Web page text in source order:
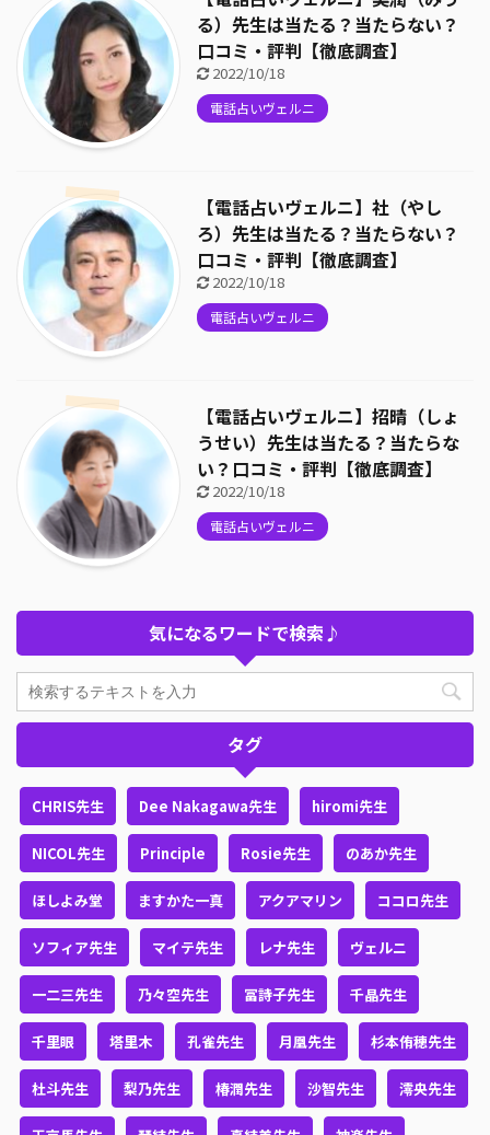
る）先生は当たる？当たらない？
口コミ・評判【徹底調査】
2022/10/18
電話占いヴェルニ
【電話占いヴェルニ】社（やし
ろ）先生は当たる？当たらない？
口コミ・評判【徹底調査】
2022/10/18
電話占いヴェルニ
【電話占いヴェルニ】招晴（しょ
うせい）先生は当たる？当たらな
い？口コミ・評判【徹底調査】
2022/10/18
電話占いヴェルニ
気になるワードで検索♪
タグ
CHRIS先生 Dee Nakagawa先生 hiromi先生
NICOL先生 Principle Rosie先生 のあか先生
ほしよみ堂 ますかた一真 アクアマリン ココロ先生
ソフィア先生 マイテ先生 レナ先生 ヴェルニ
一二三先生 乃々空先生 冨詩子先生 千晶先生
千里眼 塔里木 孔雀先生 月凰先生 杉本侑穂先生
杜斗先生 梨乃先生 椿潤先生 沙智先生 澪央先生